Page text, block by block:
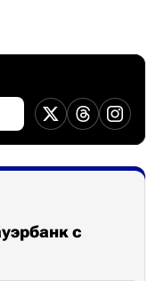
с